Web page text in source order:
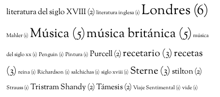
literatura del siglo XVIII(2) literatura inglesa(1) Londres (6)
Mahler(1) Música (5)música británica (5) música
del siglo xx(1) Penguin (1) Pintura(1) Purcell(2)recetario(3)recetas
(3) reina(1) Richardson (1) salchichas(1) siglo xviii(1) Sterne(3) stilton(2)
Strauss(1) Tristram Shandy(2)Támesis(2) Viaje Sentimental(1) vide(1)